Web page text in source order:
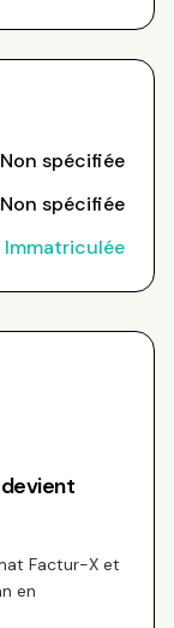
Non spécifiée
Non spécifiée
Immatriculée
Factur-X et
en